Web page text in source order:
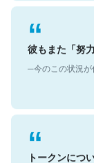
彼もまた「努
─今のこの状況
トークンにつ